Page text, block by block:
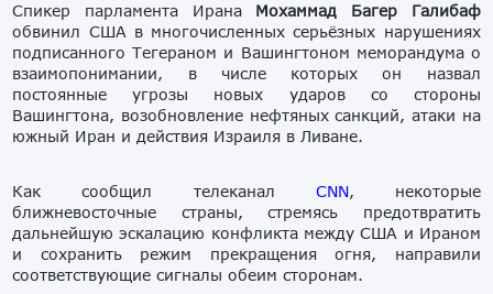
Спикер парламента Ирана Мохаммад Багер Галибаф
обвинил США в многочисленных серьёзных нарушениях
подписанного Тегераном и Вашингтоном меморандума о
взаимопонимании, в числе которых он назвал
постоянные угрозы новых ударов со стороны
Вашингтона, возобновление нефтяных санкций, атаки на
южный Иран и действия Израиля в Ливане.
Как сообщил телеканал CNN, некоторые
ближневосточные страны, стремясь предотвратить
дальнейшую эскалацию конфликта между США и Ираном
и сохранить режим прекращения огня, направили
соответствующие сигналы обеим сторонам.